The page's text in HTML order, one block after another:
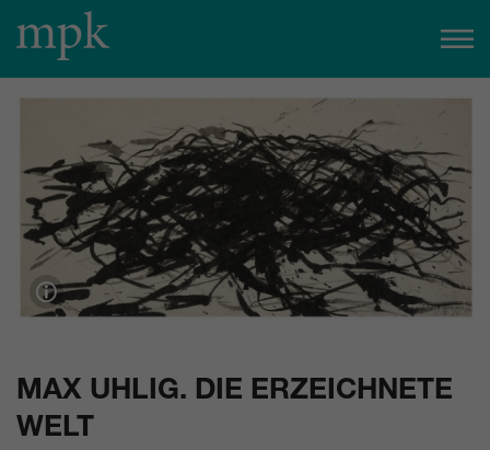
Heute geöffnet
11:00–20:00Uhr
Heute im mpk
Für heute sind keine Veranstaltungen geplant.
zum Veranstaltungskalender Tickets
MAX UHLIG. DIE ERZEICHNETE
WELT